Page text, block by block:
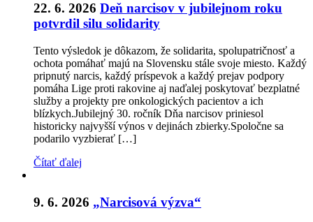
22. 6. 2026 Deň narcisov v jubilejnom roku
potvrdil silu solidarity
Tento výsledok je dôkazom, že solidarita, spolupatričnosť a
ochota pomáhať majú na Slovensku stále svoje miesto. Každý
pripnutý narcis, každý príspevok a každý prejav podpory
pomáha Lige proti rakovine aj naďalej poskytovať bezplatné
služby a projekty pre onkologických pacientov a ich
blízkych.Jubilejný 30. ročník Dňa narcisov priniesol
historicky najvyšší výnos v dejinách zbierky.Spoločne sa
podarilo vyzbierať […]
Čítať ďalej
9. 6. 2026 „Narcisová výzva“